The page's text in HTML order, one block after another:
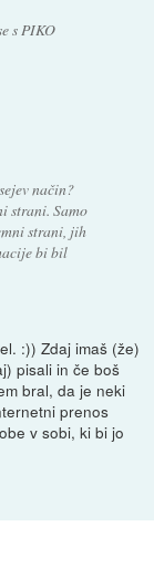
s PIKO
način?
strani. Samo
strani, jih
bi bil
:)) Zdaj imaš (že)
pisali in če boš
bral, da je neki
prenos
v sobi, ki bi jo